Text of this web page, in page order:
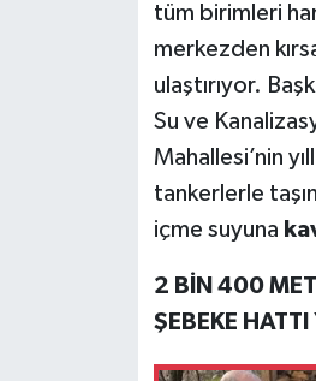
tüm birimleri
merkezden
ulaştırıyor.
Su ve
Mahallesi’nin
tankerlerle
içme suyuna
2 BİN 400
ŞEBEKE